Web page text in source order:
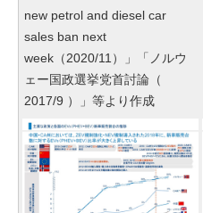
new petrol and diesel car
sales ban next
week（2020/11）」「ノルウ
ェー国政選挙党首討論（
2017/9 ）」等より作成